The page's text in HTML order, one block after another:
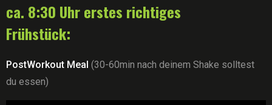
ca. 8:30 Uhr erstes richtiges
Frühstück:
PostWorkout Meal (30-60min nach deinem Shake solltest
du essen)